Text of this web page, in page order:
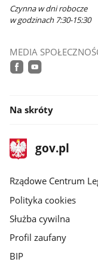
Czynna w dni robocze
w godzinach 7:30-15:30
MEDIA
Na skróty
stopka
gov.plStrona
gov.pl
Rządowe Centrum
Polityka cookies
Służba cywilna
Profil zaufany
BIP